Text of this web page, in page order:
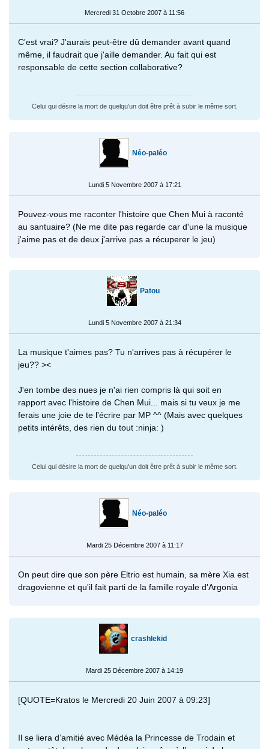
Mercredi 31 Octobre 2007 à 11:56
C'est vrai? J'aurais peut-être dû demander avant quand
même, il faudrait que j'aille demander. Au fait qui est
responsable de cette section collaborative?
Celui qui désire la mort de quelqu'un doit être prêt à subir le même sort.
Néo-paléo
Lundi 5 Novembre 2007 à 17:21
Pouvez-vous me raconter l'histoire que Chen Mui à raconté
au santuaire? (Ne me dite pas regarde car d'une la musique
j'aime pas et de deux j'arrive pas a récuperer le jeu)
Patou
Lundi 5 Novembre 2007 à 21:34
La musique t'aimes pas? Tu n'arrives pas à récupérer le
jeu?? ><
J'en tombe des nues je n'ai rien compris là qui soit en
rapport avec l'histoire de Chen Mui... mais si tu veux je me
ferais une joie de te l'écrire par MP ^^ (Mais avec quelques
petits intérêts, des rien du tout :ninja: )
Celui qui désire la mort de quelqu'un doit être prêt à subir le même sort.
Néo-paléo
Mardi 25 Décembre 2007 à 11:17
On peut dire que son père Eltrio est humain, sa mère Xia est
dragovienne et qu'il fait parti de la famille royale d'Argonia
crashlekid
Mardi 25 Décembre 2007 à 14:19
[QUOTE=Kratos le Mercredi 20 Juin 2007 à 09:23]
Il se liera d’amitié avec Médéa la Princesse de Trodain et